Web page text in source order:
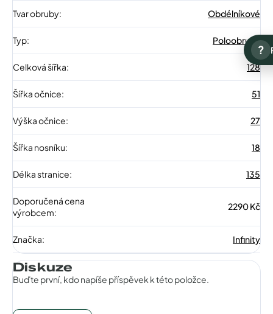
Tvar obruby: Obdélníkové
Typ: Poloobruba
Celková šířka: 128
Šířka očnice: 51
Výška očnice: 27
Šířka nosníku: 18
Délka stranice: 135
Doporučená cena
výrobcem:
2290 Kč
Značka: Infinity
Diskuze
Buďte první, kdo napíše příspěvek k této položce.
?